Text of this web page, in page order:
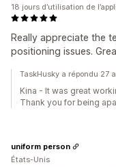
Really appreciate the
positioning issues.
18 jours d’utilisation de
TaskHusky a répondu 27
Kina - It was great
Thank you for being
uniform person
États-Unis